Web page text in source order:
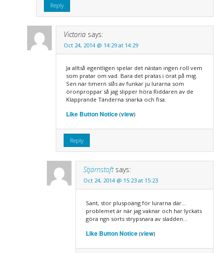
Reply
Victoria says:
Oct 24, 2014 @ 14:29 at 14:29
Ja alltså egentligen spelar det nästan ingen roll vem
som pratar om vad. Bara det pratas i örat på mig.
Sen när timern slås av funkar ju lurarna som
öronproppar så jag slipper höra Riddaren av de
Klapprande Tänderna snarka och fisa.
Like Button Notice(view)
Reply
Stjärnstoft says:
Oct 24, 2014 @ 15:23 at 15:23
Sant, stor pluspoäng för lurarna där…
problemet är när jag vaknar och har lyckats
göra ngn sorts strypsnara av sladden…
Like Button Notice(view)